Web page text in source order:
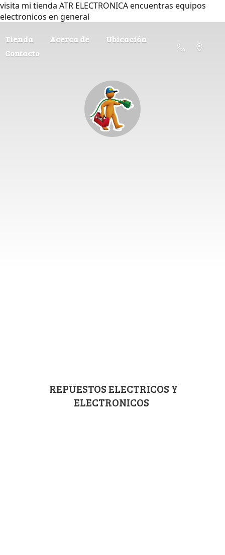
visita mi tienda ATR ELECTRONICA encuentras equipos
electronicos en general
Tienda Acerca de
Ubicación
Contacto
REPUESTOS ELECTRICOS Y
ELECTRONICOS